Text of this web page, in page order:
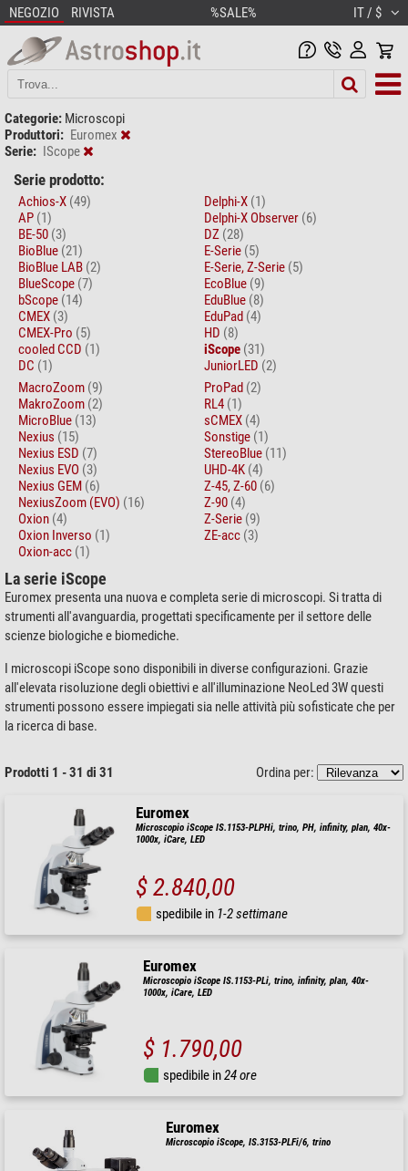
NEGOZIO RIVISTA %SALE% IT / $
Categorie: Microscopi
Produttori: Euromex
Serie: IScope
Serie prodotto:
Achios-X (49)
AP (1)
BE-50 (3)
BioBlue (21)
BioBlue LAB (2)
BlueScope (7)
bScope (14)
CMEX (3)
CMEX-Pro (5)
cooled CCD (1)
DC (1)
Delphi-X (1)
Delphi-X Observer (6)
DZ (28)
E-Serie (5)
E-Serie, Z-Serie (5)
EcoBlue (9)
EduBlue (8)
EduPad (4)
HD (8)
iScope (31)
JuniorLED (2)
MacroZoom (9)
MakroZoom (2)
MicroBlue (13)
Nexius (15)
Nexius ESD (7)
Nexius EVO (3)
Nexius GEM (6)
NexiusZoom (EVO) (16)
Oxion (4)
Oxion Inverso (1)
Oxion-acc (1)
ProPad (2)
RL4 (1)
sCMEX (4)
Sonstige (1)
StereoBlue (11)
UHD-4K (4)
Z-45, Z-60 (6)
Z-90 (4)
Z-Serie (9)
ZE-acc (3)
La serie iScope
Euromex presenta una nuova e completa serie di microscopi. Si tratta di
strumenti all'avanguardia, progettati specificamente per il settore delle
scienze biologiche e biomediche.
I microscopi iScope sono disponibili in diverse configurazioni. Grazie
all'elevata risoluzione degli obiettivi e all'illuminazione NeoLed 3W questi
strumenti possono essere impiegati sia nelle attività più sofisticate che per
la ricerca di base.
Prodotti 1 - 31 di 31 Ordina per:
Euromex
Microscopio iScope IS.1153-PLPHi, trino, PH, infinity, plan, 40x-
1000x, iCare, LED
$ 2.840,00
spedibile in 1-2 settimane
Euromex
Microscopio iScope IS.1153-PLi, trino, infinity, plan, 40x-
1000x, iCare, LED
$ 1.790,00
spedibile in24 ore
Euromex
Microscopio iScope, IS.3153-PLFi/6, trino